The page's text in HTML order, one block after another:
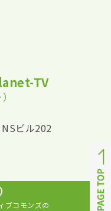
TV
ビル202
ブコモンズの